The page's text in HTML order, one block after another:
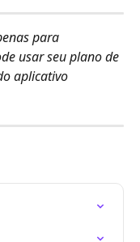
para
usar seu plano de
aplicativo